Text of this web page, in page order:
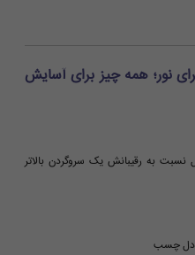
نور؛ همه چیز برای آسایش
به رقیبانش یک سروگردن بالاتر
دل چسب